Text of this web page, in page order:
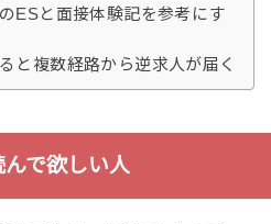
ESと面接体験記を参考にす
と複数経路から逆求人が届く
んで欲しい人